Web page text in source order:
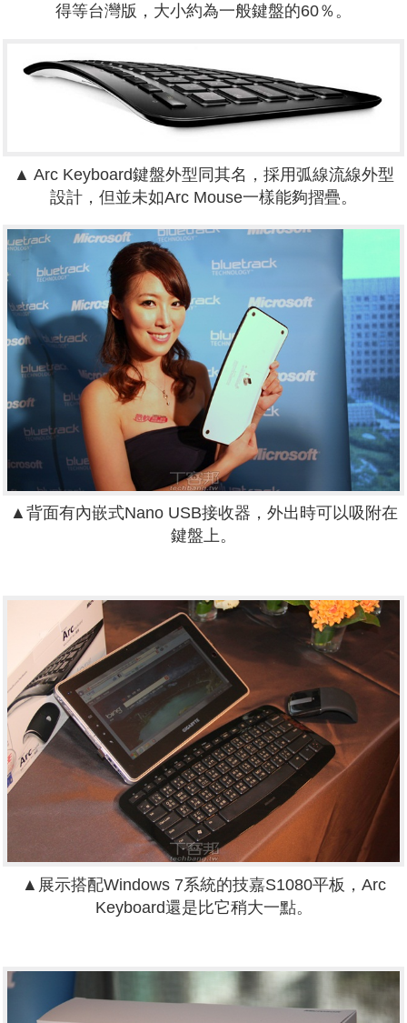
得等台灣版，大小約為一般鍵盤的60％。
▲ Arc Keyboard鍵盤外型同其名，採用弧線流線外型
設計，但並未如Arc Mouse一樣能夠摺疊。
▲背面有內嵌式Nano USB接收器，外出時可以吸附在
鍵盤上。
▲展示搭配Windows 7系統的技嘉S1080平板，Arc
Keyboard還是比它稍大一點。